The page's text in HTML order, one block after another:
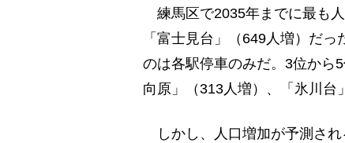
練馬区で2035年までに最も
「富士見台」（649人増）だ
のは各駅停車のみだ。3位から
向原」（313人増）、「氷川台
しかし、人口増加が予測され